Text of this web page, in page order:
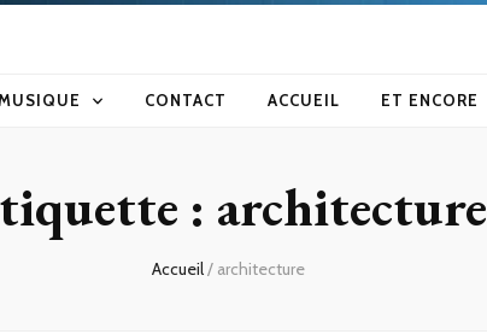
CONTACT ACCUEIL ET ENCORE
: architecture
Accueil/ architecture